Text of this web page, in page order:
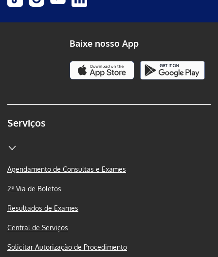
Serviços
Agendamento de Consultas e Exames
2ª Via de Boletos
Resultados de Exames
Central de Serviços
Solicitar Autorização de Procedimento
Baixe nosso App